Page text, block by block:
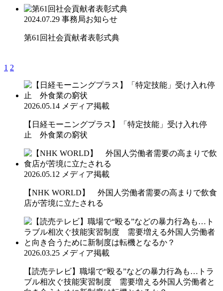
2024.07.29 事務局お知らせ
第61回社会貢献者表彰式典
1 2
2026.05.14 メディア掲載
【日経モーニングプラス】「特定技能」受け入れ停
止 外食業の窮状
2026.05.12 メディア掲載
【NHK WORLD】 外国人労働者需要の高まりで飲食
店が苦境に立たされる
2026.03.25 メディア掲載
【読売テレビ】職場で“殴る”などの暴力行為も…トラ
ブル相次ぐ技能実習制度 需要増える外国人労働者と